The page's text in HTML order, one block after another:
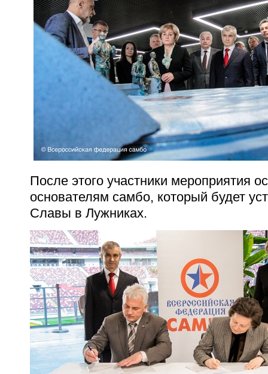
После этого участники мероприятия
основателям самбо, который будет
Славы в Лужниках.